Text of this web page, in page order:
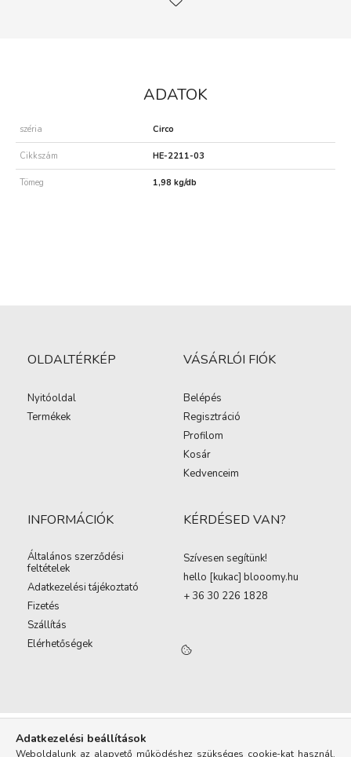
ADATOK
széria Circo
Cikkszám HE-2211-03
Tömeg 1,98 kg/db
OLDALTÉRKÉP
Nyitóoldal
Termékek
VÁSÁRLÓI FIÓK
Belépés
Regisztráció
Profilom
Kosár
Kedvenceim
INFORMÁCIÓK
Általános szerződési
feltételek
Adatkezelési tájékoztató
Fizetés
Szállítás
Elérhetőségek
KÉRDÉSED VAN?
Szívesen segítünk!
hello [kukac] blooomy.hu
+ 36 30 226 1828
Adatkezelési beállítások
Weboldalunk az alapvető működéshez szükséges cookie-kat használ.